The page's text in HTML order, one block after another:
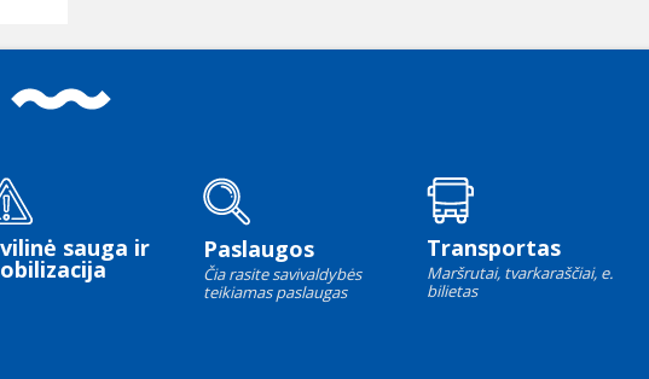
sauga ir Paslaugos
Čia rasite savivaldybės
teikiamas paslaugas
Transportas
Maršrutai, tvarkaraščiai, e.
bilietas